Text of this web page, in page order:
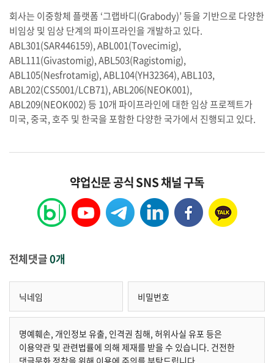
회사는 이중항체 플랫폼 ‘그랩바디(Grabody)’ 등을 기반으로 다양한
비임상 및 임상 단계의 파이프라인을 개발하고 있다.
ABL301(SAR446159), ABL001(Tovecimig),
ABL111(Givastomig), ABL503(Ragistomig),
ABL105(Nesfrotamig), ABL104(YH32364), ABL103,
ABL202(CS5001/LCB71), ABL206(NEOK001),
ABL209(NEOK002) 등 10개 파이프라인에 대한 임상 프로젝트가
미국, 중국, 호주 및 한국을 포함한 다양한 국가에서 진행되고 있다.
약업신문 공식 SNS 채널 구독
전체댓글0개